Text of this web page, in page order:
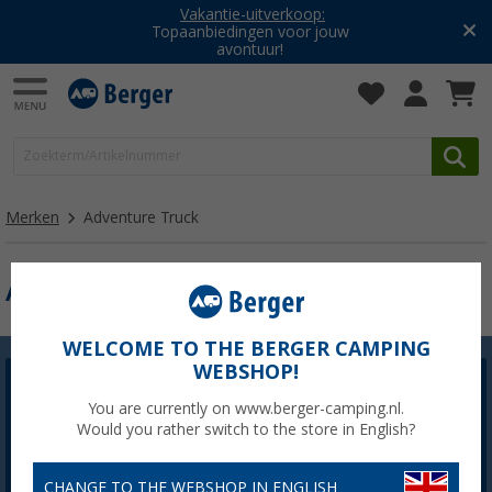
Vakantie-uitverkoop:
Topaanbiedingen voor jouw
avontuur!
Merken Adventure Truck
ADVENTURE TRUCK
Berger Nieuwsbrief
De nieuwsbriefregistratie is momenteel niet
beschikbaar. We zullen het probleem zo snel mogelijk
oplossen.
WELCOME TO THE BERGER CAMPING
WEBSHOP!
You are currently on www.berger-camping.nl.
Would you rather switch to the store in English?
CHANGE TO THE WEBSHOP IN ENGLISH